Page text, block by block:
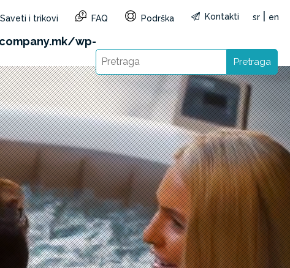
Failed to open stream: HTTP
wp-
Saveti i trikovi FAQ Podrška Kontakti sr en
Pretraga